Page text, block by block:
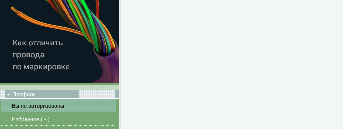
Профиль
Вы не авторизованы
Избранное ( - )